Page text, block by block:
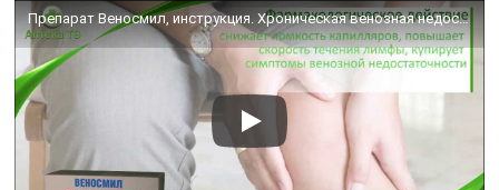
Препарат Веносмил, инструкция. Хроническая венозная недостаточность, ломкость капилляров